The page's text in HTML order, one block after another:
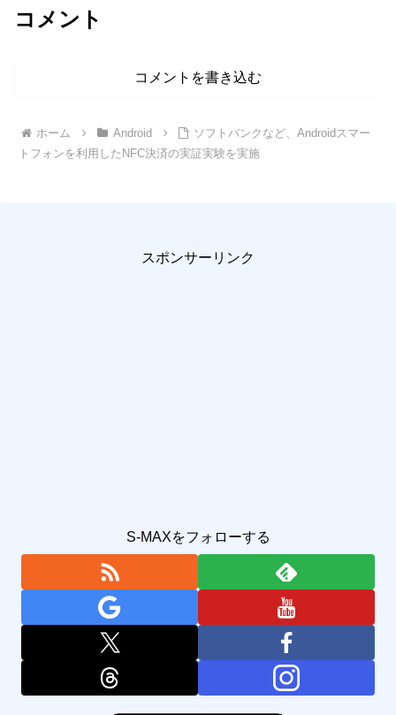
コメント
コメントを書き込む
ホーム Android
ソフトバンクなど、Androidスマー
トフォンを利用したNFC決済の実証実験を実施
スポンサーリンク
S-MAXをフォローする